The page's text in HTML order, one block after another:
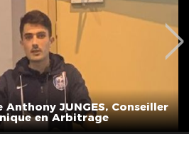
JUNGES, Conseiller
en Arbitrage